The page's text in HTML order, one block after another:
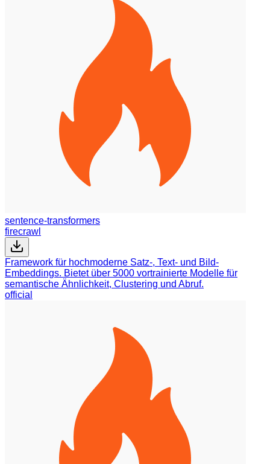
sentence-transformers
firecrawl
Framework für hochmoderne Satz-, Text- und Bild-
Embeddings. Bietet über 5000 vortrainierte Modelle für
semantische Ähnlichkeit, Clustering und Abruf.
official